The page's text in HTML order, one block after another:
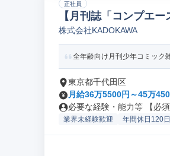
正社員
【月刊誌「コンプエ
編集/エディター(出版/
株式会社KADOKAWA
全年齢向け月刊少年コミック
東京都千代田区
月給36万5500円～45万
必要な経験・能力等 【必
業界未経験歓迎 年間休日120